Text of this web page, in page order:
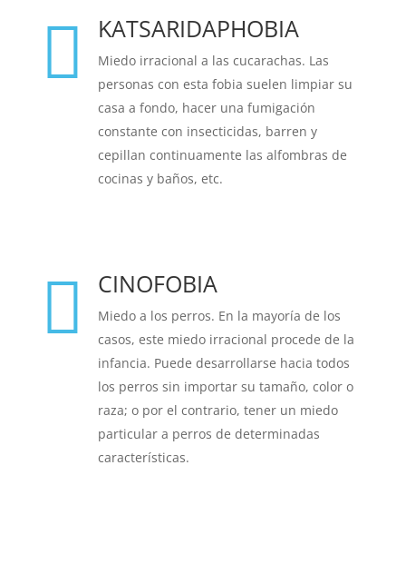
 KATSARIDAPHOBIA
Miedo irracional a las cucarachas. Las
personas con esta fobia suelen limpiar su
casa a fondo, hacer una fumigación
constante con insecticidas, barren y
cepillan continuamente las alfombras de
cocinas y baños, etc.
 CINOFOBIA
Miedo a los perros. En la mayoría de los
casos, este miedo irracional procede de la
infancia. Puede desarrollarse hacia todos
los perros sin importar su tamaño, color o
raza; o por el contrario, tener un miedo
particular a perros de determinadas
características.